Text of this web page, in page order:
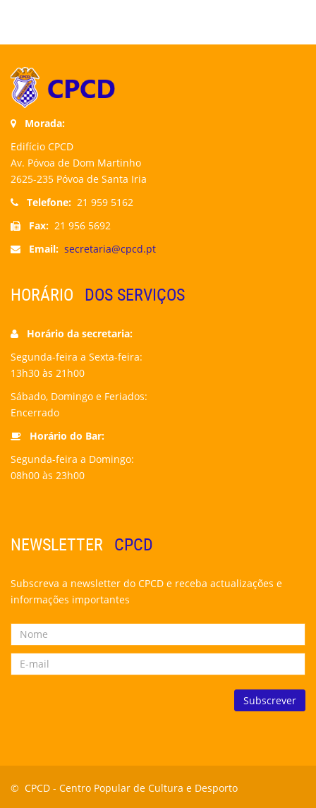
Morada:
Edifício CPCD
Av. Póvoa de Dom Martinho
2625-235 Póvoa de Santa Iria
Telefone: 21 959 5162
Fax: 21 956 5692
Email: secretaria@cpcd.pt
HORÁRIO DOS SERVIÇOS
Horário da secretaria:
Segunda-feira a Sexta-feira:
13h30 às 21h00
Sábado, Domingo e Feriados:
Encerrado
Horário do Bar:
Segunda-feira a Domingo:
08h00 às 23h00
NEWSLETTER CPCD
Subscreva a newsletter do CPCD e receba actualizações e
informações importantes
© CPCD - Centro Popular de Cultura e Desporto